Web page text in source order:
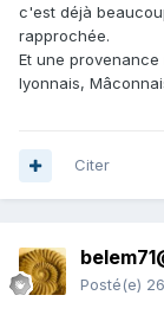
c'est déjà
rapprochée.
Et une
lyonnais,
Citer
Posté(e)